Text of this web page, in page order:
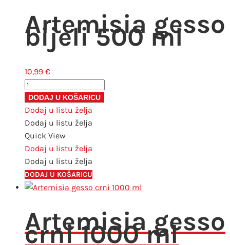
Artemisia gesso
bijeli 500 ml
10,99 €
Artemisia
gesso
bijeli
500
ml
količina
DODAJ U KOŠARICU
Dodaj u listu želja
Dodaj u listu želja
Quick View
Dodaj u listu želja
Dodaj u listu želja
DODAJ U KOŠARICU
Artemisia gesso
crni 1000 ml